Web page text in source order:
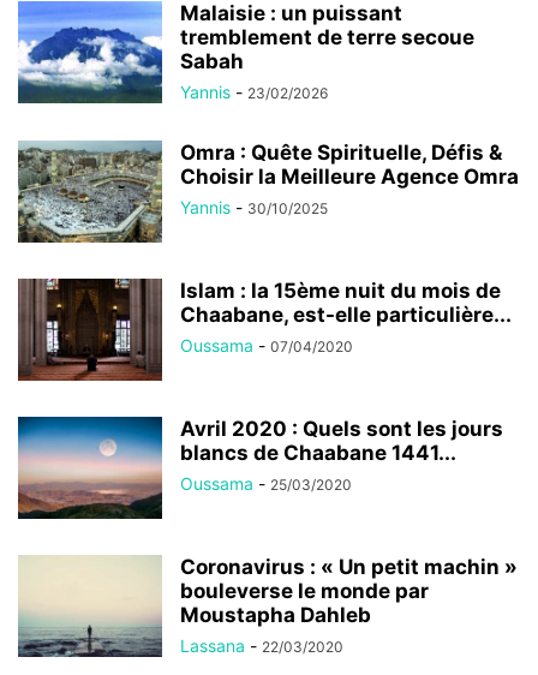
Malaisie : un puissant
tremblement de terre secoue
Sabah
Yannis - 23/02/2026
Omra : Quête Spirituelle, Défis &
Choisir la Meilleure Agence Omra
Yannis - 30/10/2025
Islam : la 15ème nuit du mois de
Chaabane, est-elle particulière...
Oussama - 07/04/2020
Avril 2020 : Quels sont les jours
blancs de Chaabane 1441...
Oussama - 25/03/2020
Coronavirus : « Un petit machin »
bouleverse le monde par
Moustapha Dahleb
Lassana - 22/03/2020